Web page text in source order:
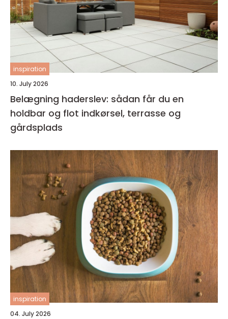
inspiration
10. July 2026
Belægning haderslev: sådan får du en
holdbar og flot indkørsel, terrasse og
gårdsplads
inspiration
04. July 2026